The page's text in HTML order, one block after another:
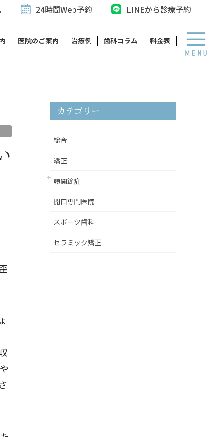
24時間Web予約 LINEから診療予約
医院のご案内 治療例 歯科コラム 料金表
カテゴリー
総合
矯正
顎関節症
開口専門医院
スポーツ歯科
セラミック矯正